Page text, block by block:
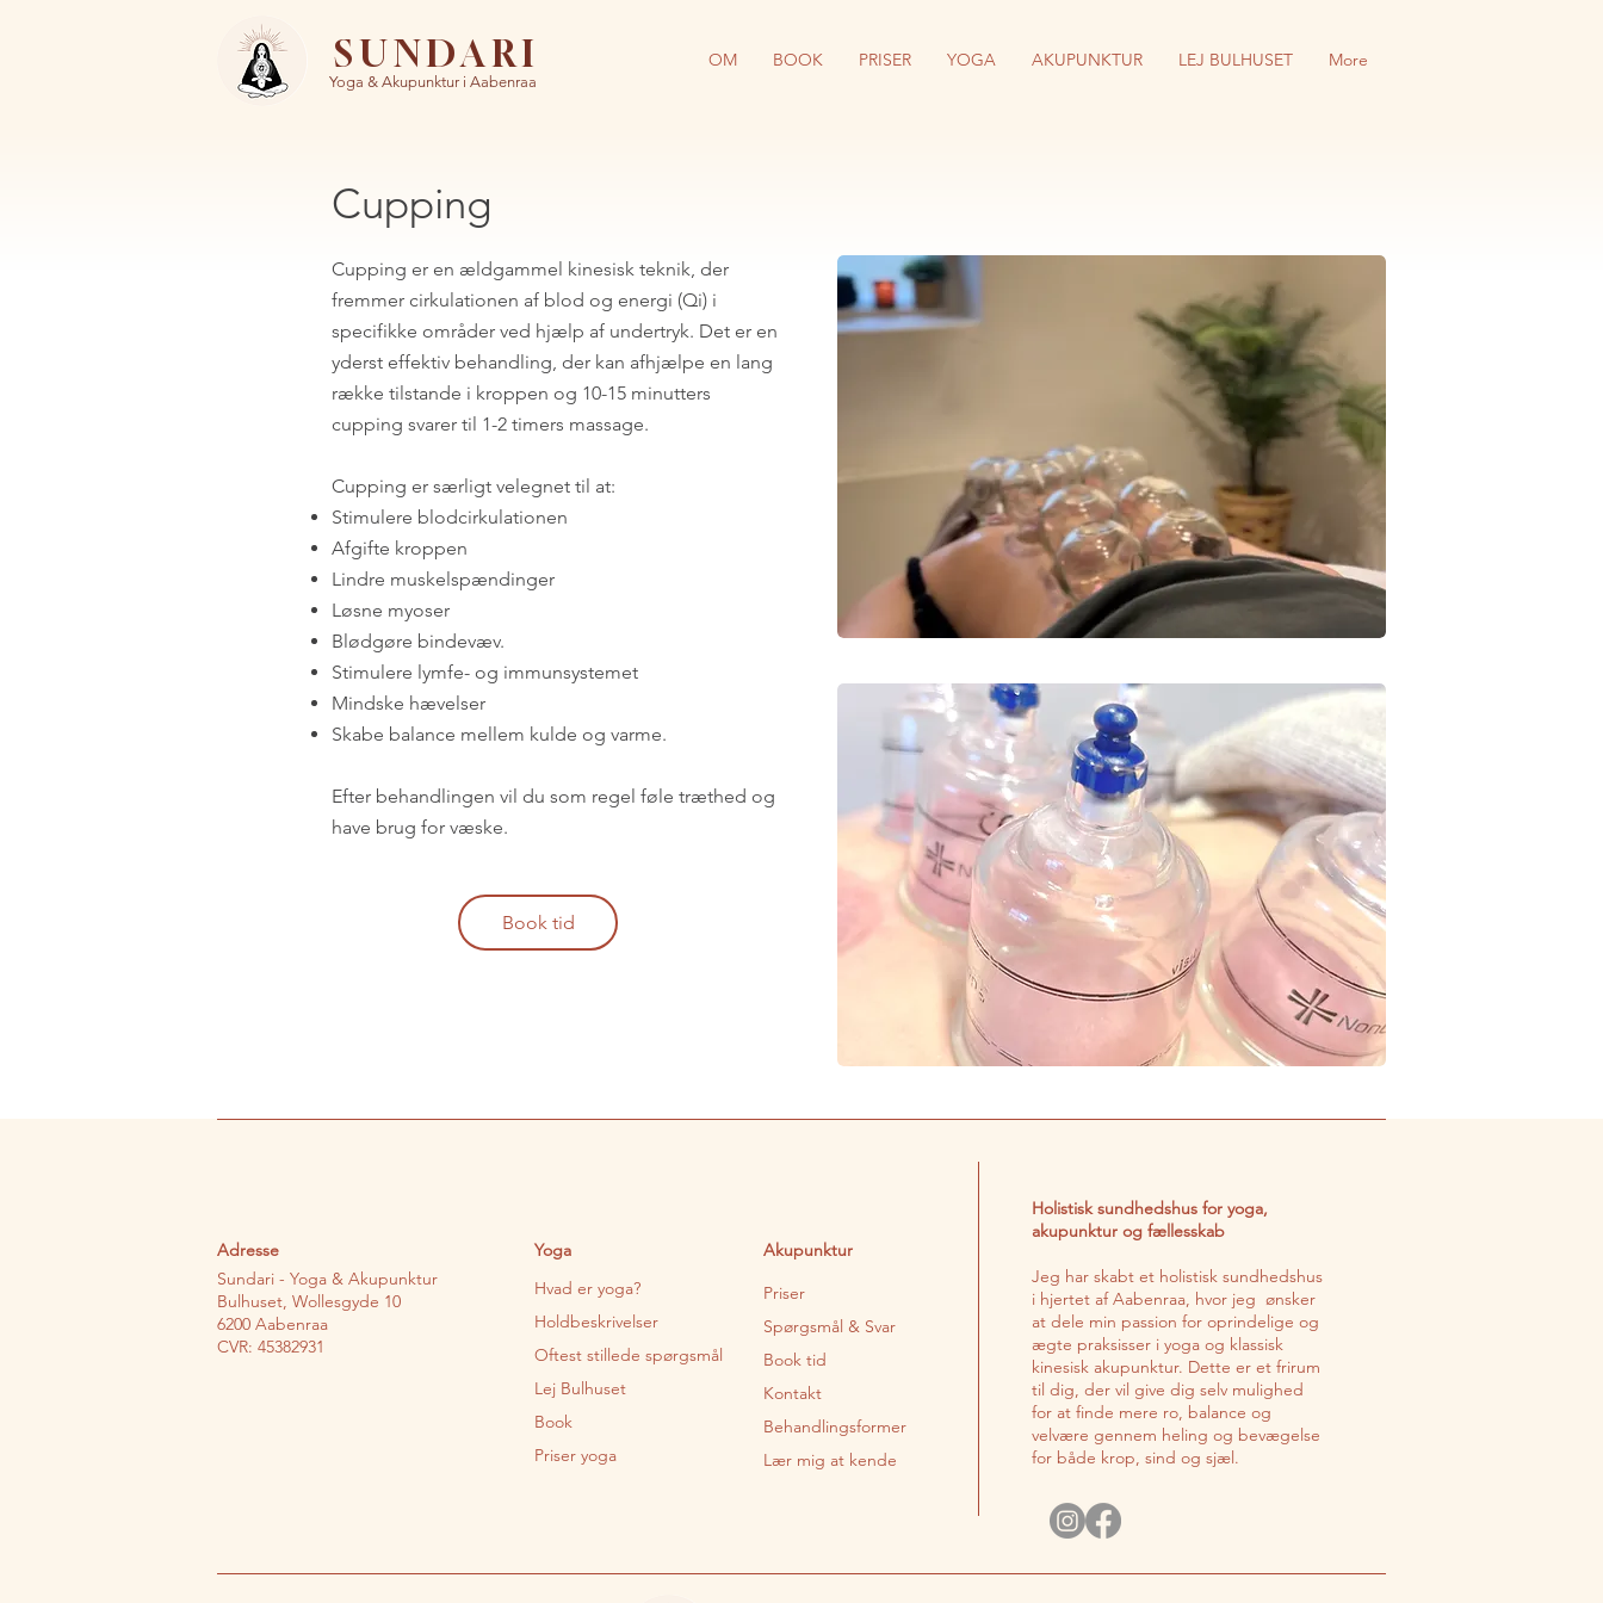
SUNDARI
Yoga & Akupunktur i Aabenraa
OM BOOK PRISER YOGA AKUPUNKTUR LEJ BULHUSET More
Cupping
Cupping er en ældgammel kinesisk teknik, der
fremmer cirkulationen af blod og energi (Qi) i
specifikke områder ved hjælp af undertryk. Det er en
yderst effektiv behandling, der kan afhjælpe en lang
række tilstande i kroppen og 10-15 minutters
cupping svarer til 1-2 timers massage.
Cupping er særligt velegnet til at:
Stimulere blodcirkulationen
Afgifte kroppen
Lindre muskelspændinger
Løsne myoser
Blødgøre bindevæv.
Stimulere lymfe- og immunsystemet
Mindske hævelser
Skabe balance mellem kulde og varme.
Efter behandlingen vil du som regel føle træthed og
have brug for væske.
Book tid
Adresse
Sundari - Yoga & Akupunktur
Bulhuset, Wollesgyde 10
6200 Aabenraa
CVR: 45382931
Yoga
Hvad er yoga?
Holdbeskrivelser
Oftest stillede spørgsmål
Lej Bulhuset
Book
Priser yoga
Akupunktur
Priser
Spørgsmål & Svar
Book tid
Kontakt
Behandlingsformer
Lær mig at kende
Holistisk sundhedshus for yoga,
akupunktur og fællesskab
Jeg har skabt et holistisk sundhedshus
i hjertet af Aabenraa, hvor jeg ønsker
at dele min passion for oprindelige og
ægte praksisser i yoga og klassisk
kinesisk akupunktur. Dette er et frirum
til dig, der vil give dig selv mulighed
for at finde mere ro, balance og
velvære gennem heling og bevægelse
for både krop, sind og sjæl.